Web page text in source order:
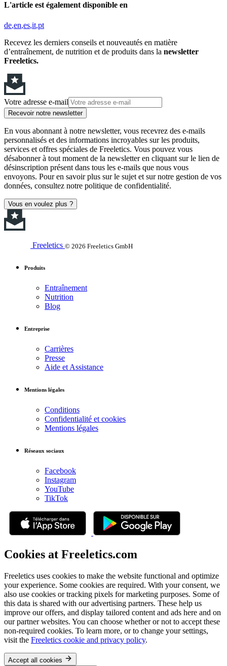
L'article est également disponible en
de en es it pt
Recevez les derniers conseils et nouveautés en matière
d’entraînement, de nutrition et de produits dans la newsletter
Freeletics.
Votre adresse e-mail
Recevoir notre newsletter
En vous abonnant à notre newsletter, vous recevrez des e-mails
personnalisés et des informations incroyables sur les produits,
services et offres spéciales de Freeletics. Vous pouvez vous
désabonner à tout moment de la newsletter en cliquant sur le lien de
désinscription présent dans tous les e-mails que nous vous
envoyons. Pour en savoir plus sur le sujet et sur notre gestion de vos
données, consultez notre politique de confidentialité.
Vous en voulez plus ?
Freeletics © 2026 Freeletics GmbH
Produits
Entraînement
Nutrition
Blog
Entreprise
Carrières
Presse
Aide et Assistance
Mentions légales
Conditions
Confidentialité et cookies
Mentions légales
Réseaux sociaux
Facebook
Instagram
YouTube
TikTok
Cookies at Freeletics.com
Freeletics uses cookies to make the website functional and optimize
your experience. Some cookies are required. With your consent, we
also use cookies or tracking pixels for marketing purposes. Some of
this data is shared with our advertising partners. These help us
improve our offers, and display tailored content and ads here and on
our partner websites. You can choose whether or not to accept these
non-required cookies. To learn more, or to change your settings,
visit the Freeletics cookie and privacy policy.
Accept all cookies